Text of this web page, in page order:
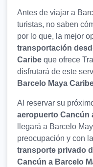
Antes de viajar a
turistas, no saben
por lo que, la mejor
transportación
Caribe que ofrece
disfrutará de este
Barcelo Maya
Al reservar su
aeropuerto Cancún
llegará a Barcelo
preocupación y con
transporte privado
Cancún a Barcelo